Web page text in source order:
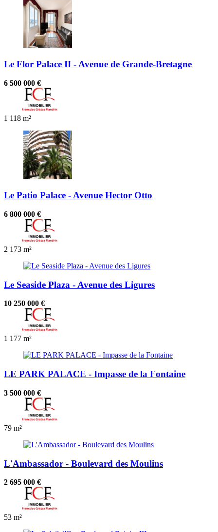
Le Flor Palace II - Avenue de Grande-Bretagne
6 500 000 €
1 118 m²
Le Patio Palace - Avenue Hector Otto
6 800 000 €
2 173 m²
Le Seaside Plaza - Avenue des Ligures
10 250 000 €
1 177 m²
LE PARK PALACE - Impasse de la Fontaine
3 500 000 €
79 m²
L'Ambassador - Boulevard des Moulins
2 695 000 €
53 m²